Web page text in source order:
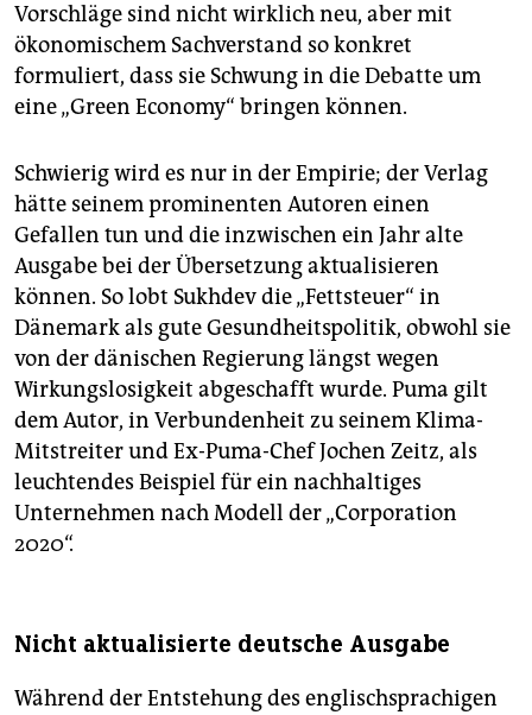
Vorschläge sind nicht wirklich neu, aber mit
ökonomischem Sachverstand so konkret
formuliert, dass sie Schwung in die Debatte um
eine „Green Economy“ bringen können.
Schwierig wird es nur in der Empirie; der Verlag
hätte seinem prominenten Autoren einen
Gefallen tun und die inzwischen ein Jahr alte
Ausgabe bei der Übersetzung aktualisieren
können. So lobt Sukhdev die „Fettsteuer“ in
Dänemark als gute Gesundheitspolitik, obwohl sie
von der dänischen Regierung längst wegen
Wirkungslosigkeit abgeschafft wurde. Puma gilt
dem Autor, in Verbundenheit zu seinem Klima-
Mitstreiter und Ex-Puma-Chef Jochen Zeitz, als
leuchtendes Beispiel für ein nachhaltiges
Unternehmen nach Modell der „Corporation
2020“.
Nicht aktualisierte deutsche Ausgabe
Während der Entstehung des englischsprachigen